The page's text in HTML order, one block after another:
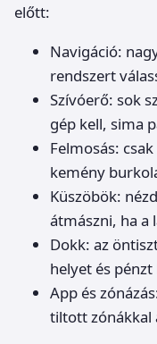
előtt:
Navigáció:
rendszert
Szívóerő: sok
gép kell, sima
Felmosás:
kemény
Küszöbök:
átmászni, ha a
Dokk: az
helyet és pénzt
App és
tiltott zónákkal